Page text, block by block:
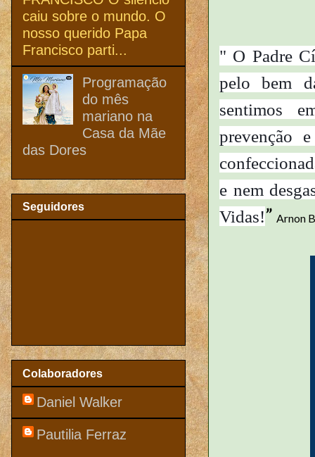
" O Padre
pelo bem
sentimos
prevenção
e nem
Vidas!” Arnon
caiu sobre o mundo. O
nosso querido Papa
Francisco parti...
Programação
do mês
mariano na
Casa da Mãe
das Dores
Seguidores
Colaboradores
Daniel Walker
Pautilia Ferraz